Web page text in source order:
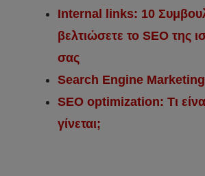
Internal links: 10
βελτιώσετε το SEO της
σας
Search Engine Marketing
SEO optimization: Τι
γίνεται;